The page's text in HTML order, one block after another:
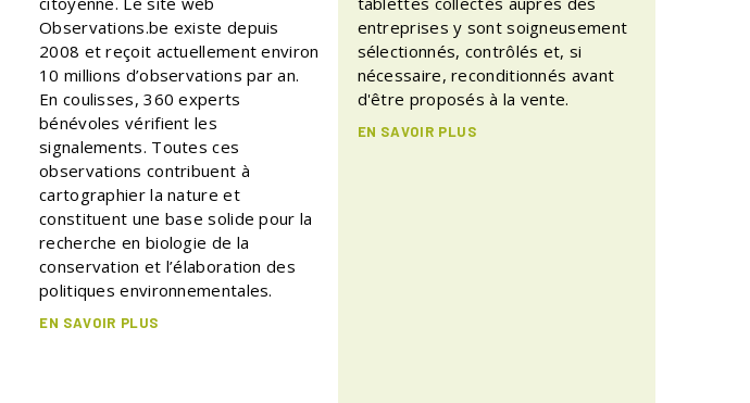
Observations.be existe depuis
2008 et reçoit actuellement environ
10 millions d’observations par an.
En coulisses, 360 experts
bénévoles vérifient les
signalements. Toutes ces
observations contribuent à
cartographier la nature et
constituent une base solide pour la
recherche en biologie de la
conservation et l’élaboration des
politiques environnementales.
EN SAVOIR PLUS
entreprises y sont soigneusement
sélectionnés, contrôlés et, si
nécessaire, reconditionnés avant
d'être proposés à la vente.
EN SAVOIR PLUS